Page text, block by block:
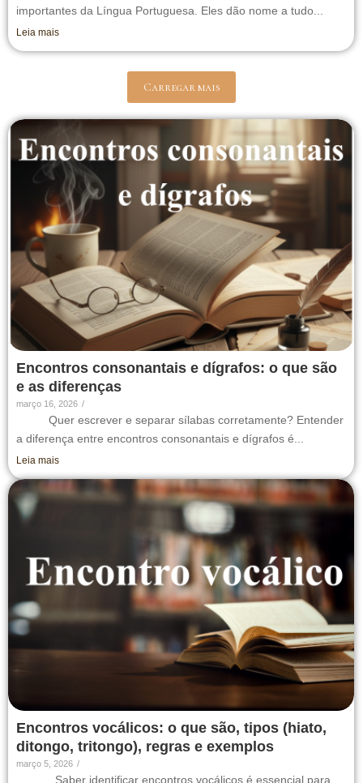
importantes da Língua Portuguesa. Eles dão nome a tudo...
Leia mais
Carregar mais
Encontros consonantais e dígrafos: o que são
e as diferenças
março 16, 2026 /
Quer escrever e separar sílabas corretamente? Entender
a diferença entre encontros consonantais e dígrafos é...
Leia mais
Encontros vocálicos: o que são, tipos (hiato,
ditongo, tritongo), regras e exemplos
março 5, 2026 /
Saber identificar encontros vocálicos é essencial para